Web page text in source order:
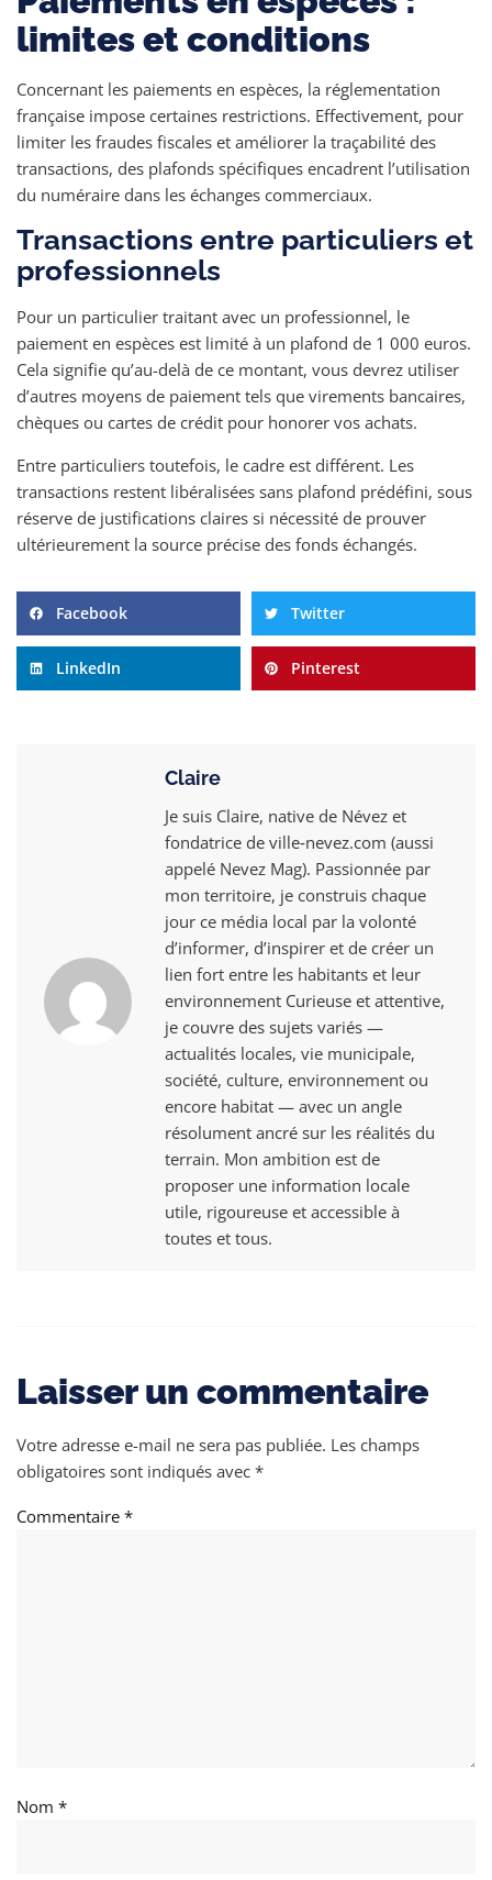
limites et conditions
Concernant les paiements en espèces, la réglementation
française impose certaines restrictions. Effectivement, pour
limiter les fraudes fiscales et améliorer la traçabilité des
transactions, des plafonds spécifiques encadrent l’utilisation
du numéraire dans les échanges commerciaux.
Transactions entre particuliers et
professionnels
Pour un particulier traitant avec un professionnel, le
paiement en espèces est limité à un plafond de 1 000 euros.
Cela signifie qu’au-delà de ce montant, vous devrez utiliser
d’autres moyens de paiement tels que virements bancaires,
chèques ou cartes de crédit pour honorer vos achats.
Entre particuliers toutefois, le cadre est différent. Les
transactions restent libéralisées sans plafond prédéfini, sous
réserve de justifications claires si nécessité de prouver
ultérieurement la source précise des fonds échangés.
Facebook Twitter
LinkedIn Pinterest
Claire
Je suis Claire, native de Névez et
fondatrice de ville‑nevez.com (aussi
appelé Nevez Mag). Passionnée par
mon territoire, je construis chaque
jour ce média local par la volonté
d’informer, d’inspirer et de créer un
lien fort entre les habitants et leur
environnement Curieuse et attentive,
je couvre des sujets variés —
actualités locales, vie municipale,
société, culture, environnement ou
encore habitat — avec un angle
résolument ancré sur les réalités du
terrain. Mon ambition est de
proposer une information locale
utile, rigoureuse et accessible à
toutes et tous.
Laisser un commentaire
Votre adresse e-mail ne sera pas publiée. Les champs
obligatoires sont indiqués avec *
Commentaire *
Nom *